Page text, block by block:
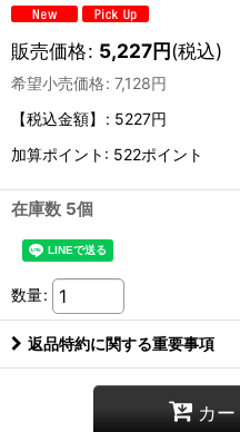
販売価格: 5,227円(税込)
希望小売価格: 7,128円
【税込金額】
: 5227円
加算ポイント: 522ポイント
在庫数 5個
数量:
返品特約に関する重要事項
カ